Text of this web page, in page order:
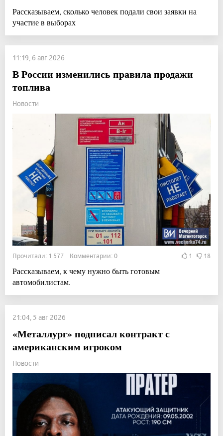
Рассказываем, сколько человек подали свои заявки на
участие в выборах
11:19, 6 авг 2026
В России изменились правила продажи
топлива
Новости
Прочитали: 1 577 Комментарии: 0 1 18
Рассказываем, к чему нужно быть готовым
автомобилистам.
21:04, 5 авг 2026
«Металлург» подписал контракт с
американским игроком
Новости